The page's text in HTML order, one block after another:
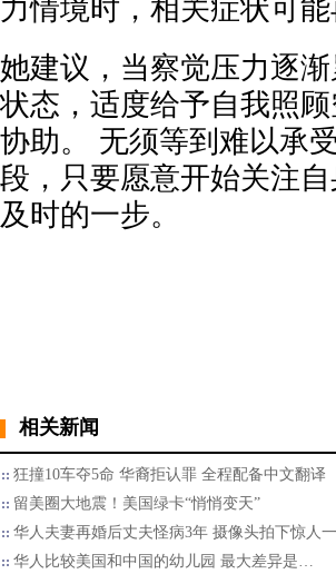
力情境时，相关症状可能
她建议，当察觉压力逐
状态，适度给予自我照
协助。 无须等到难以承
段，只要愿意开始关注
及时的一步。
相关新闻
狂撞10车夺5命 华裔拒认罪 全程配备中文翻译
留美圈大地震！美国绿卡“悄悄变天”
华人夫妻再婚后丈夫怪病3年 摄像头拍下惊人
华人比较美国和中国的幼儿园 最大差异是…